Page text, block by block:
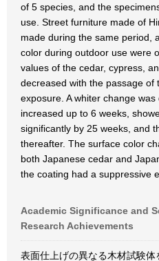
of 5 species, and the
use. Street furniture made of
made during the same period,
color during outdoor use were
values of the cedar, cypress,
decreased with the passage of
exposure. A whiter change
increased up to 6 weeks,
significantly by 25 weeks, and
thereafter. The surface color
both Japanese cedar and
the coating had a suppressive
Academic Significance and
Research Achievements
表面仕上げの異なる木材試験